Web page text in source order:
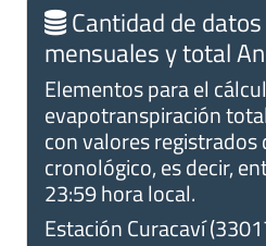
Cantidad de
mensuales y total
Elementos para el
evapotranspiración
con valores
cronológico, es decir,
23:59 hora local.
Estación Curacaví